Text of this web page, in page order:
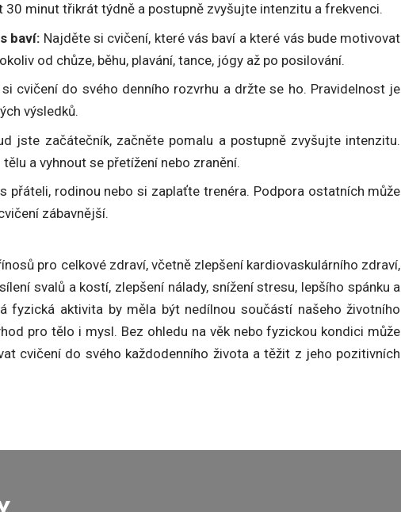
30 minut třikrát týdně a postupně zvyšujte intenzitu a frekvenci.
baví: Najděte si cvičení, které vás baví a které vás bude motivovat
od chůze, běhu, plavání, tance, jógy až po posilování.
cvičení do svého denního rozvrhu a držte se ho. Pravidelnost je
výsledků.
jste začátečník, začněte pomalu a postupně zvyšujte intenzitu.
a vyhnout se přetížení nebo zranění.
přáteli, rodinou nebo si zaplaťte trenéra. Podpora ostatních může
zábavnější.
pro celkové zdraví, včetně zlepšení kardiovaskulárního zdraví,
svalů a kostí, zlepšení nálady, snížení stresu, lepšího spánku a
fyzická aktivita by měla být nedílnou součástí našeho životního
pro tělo i mysl. Bez ohledu na věk nebo fyzickou kondici může
cvičení do svého každodenního života a těžit z jeho pozitivních